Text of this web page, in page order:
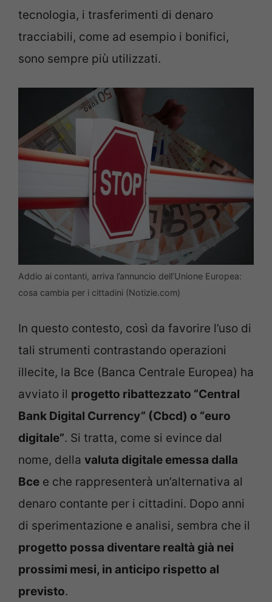
tecnologia, i trasferimenti di denaro
tracciabili, come ad esempio i bonifici,
sono sempre più utilizzati.
Addio ai contanti, arriva l’annuncio dell’Unione Europea:
cosa cambia per i cittadini (Notizie.com)
In questo contesto, così da favorire l’uso di
tali strumenti contrastando operazioni
illecite, la Bce (Banca Centrale Europea) ha
avviato il progetto ribattezzato “Central
Bank Digital Currency” (Cbcd) o “euro
digitale”. Si tratta, come si evince dal
nome, della valuta digitale emessa dalla
Bce e che rappresenterà un’alternativa al
denaro contante per i cittadini. Dopo anni
di sperimentazione e analisi, sembra che il
progetto possa diventare realtà già nei
prossimi mesi, in anticipo rispetto al
previsto.